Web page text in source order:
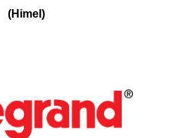
(Himel)